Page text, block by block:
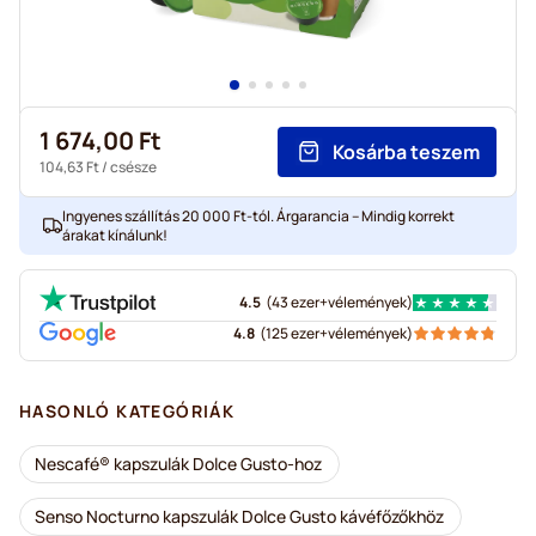
1 674,00 Ft
104,63 Ft/ csésze
Kosárba teszem
Ingyenes szállítás 20 000 Ft-tól. Árgarancia – Mindig korrekt
árakat kínálunk!
4.5 (43 ezer+vélemények)
4.8 (125 ezer+vélemények)
HASONLÓ KATEGÓRIÁK
Nescafé® kapszulák Dolce Gusto-hoz
Senso Nocturno kapszulák Dolce Gusto kávéfőzőkhöz